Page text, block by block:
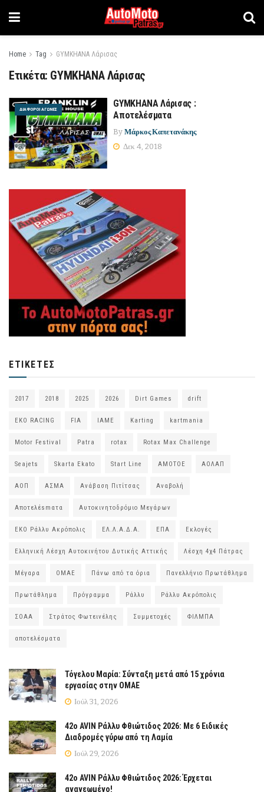
Home Tag GYMKHANA Λάρισας
Ετικέτα: GYMKHANA Λάρισας
ΔΙΆΦΟΡΟΙ ΑΓΏΝΕΣ
GYMKHANA Λάρισας :
Αποτελέσματα
By Μάρκος Καπετανάκης
Δεκ 4, 2018
ΕΤΙΚΈΤΕΣ
2017 2018 2025 2026 Dirt Games drift
EKO RACING FIA IAME Karting kartmania
Motor Festival Patra rotax Rotax Max Challenge
Seajets Skarta Ekato Start Line ΑΜΟΤΟΕ ΑΟΛΑΠ
ΑΟΠ ΑΣΜΑ Ανάβαση Πιτίτσας Αναβολή
Αποτελέsmατα Αυτοκινητοδρόμιο Μεγάρων
ΕΚΟ Ράλλυ Ακρόπολις ΕΛ.Λ.Α.Δ.Α. ΕΠΑ Εκλογές
Ελληνική Λέσχη Αυτοκινήτου Δυτικής Αττικής Λέσχη 4χ4 Πάτρας
Μέγαρα ΟΜΑΕ Πάνω από τα όρια Πανελλήνιο Πρωτάθλημα
Πρωτάθλημα Πρόγραμμα Ράλλυ Ράλλυ Ακρόπολις
ΣΟΑΑ Στράτος Φωτεινέλης Συμμετοχές ΦΙΛΜΠΑ
αποτελέσματα
Τόγελου Μαρία: Σύνταξη μετά από 15 χρόνια
εργασίας στην ΟΜΑΕ
Ιούλ 31, 2026
42ο AVIN Ράλλυ Φθιώτιδος 2026: Με 6 Ειδικές
Διαδρομές γύρω από τη Λαμία
Ιούλ 29, 2026
42ο AVIN Ράλλυ Φθιώτιδος 2026: Έρχεται
ανανεωμένο!